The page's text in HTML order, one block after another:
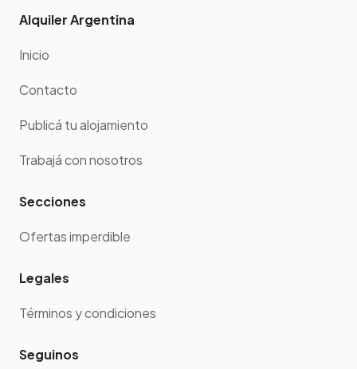
Alquiler Argentina
Inicio
Contacto
Publicá tu alojamiento
Trabajá con nosotros
Secciones
Ofertas imperdible
Legales
Términos y condiciones
Seguinos